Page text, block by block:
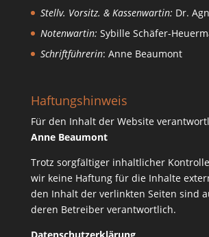
Stellv. Vorsitz. & Kassenwartin: Dr.
Notenwartin: Sybille Schäfer-
Schriftführerin: Anne Beaumont
Haftungshinweis
Für den Inhalt der Website
Anne Beaumont
Trotz sorgfältiger inhaltlicher
wir keine Haftung für die Inhalte
den Inhalt der verlinkten Seiten sind
deren Betreiber verantwortlich.